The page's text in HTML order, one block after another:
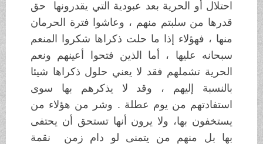
احتلال أو الحرية بعد عبودية التي يقدرونها حق
قدرها من سلبتم منهم ، وعاشوا فترة الحرمان
منها ، فهؤلاء إذا ما حلت ذكراها شكروا المنعم
سبحانه عليها ، أما الذين فتحوا أعينهم ونعم
الحرية تشملهم فقد لا يعني حلول ذكراها شيئا
بالنسبة إليهم ، وقد لا يذكرهم بها سوى
استفادتهم من يوم عطلة . وشر من هؤلاء من
يستخفون بها، ولا يرون أنها تستحق أن يحتفى
بها بل منهم من يتمنى لو دام زمن نقمة